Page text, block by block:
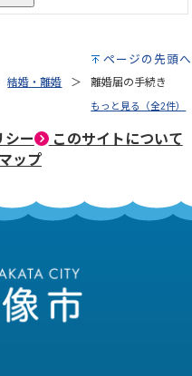
ページの先頭へ
結婚・離婚 離婚届の手続き
もっと見る（全2件）
ー
このサイトについて
ップ